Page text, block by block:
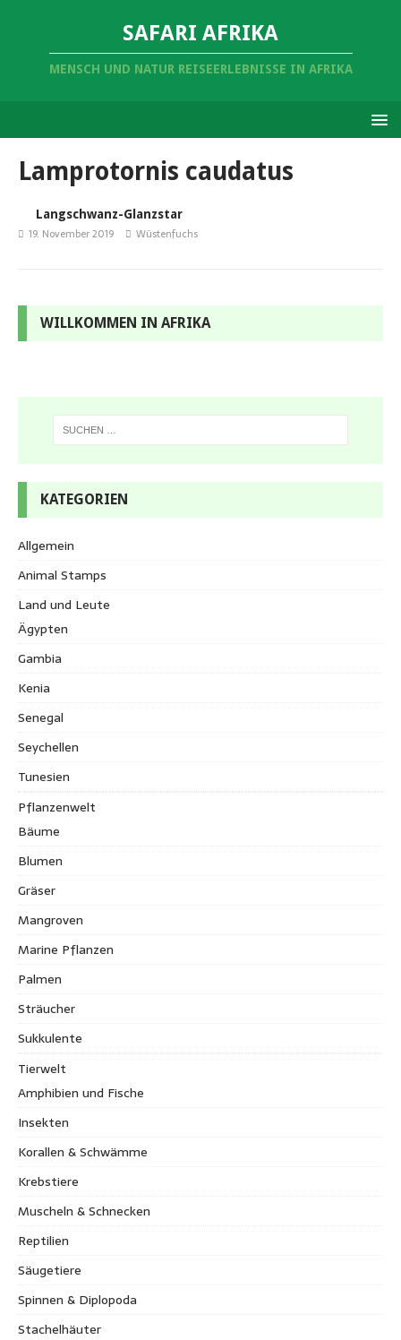
SAFARI AFRIKA
MENSCH UND NATUR REISEERLEBNISSE IN AFRIKA
Lamprotornis caudatus
Langschwanz-Glanzstar
19. November 2019 Wüstenfuchs
WILLKOMMEN IN AFRIKA
KATEGORIEN
Allgemein
Animal Stamps
Land und Leute
Ägypten
Gambia
Kenia
Senegal
Seychellen
Tunesien
Pflanzenwelt
Bäume
Blumen
Gräser
Mangroven
Marine Pflanzen
Palmen
Sträucher
Sukkulente
Tierwelt
Amphibien und Fische
Insekten
Korallen & Schwämme
Krebstiere
Muscheln & Schnecken
Reptilien
Säugetiere
Spinnen & Diplopoda
Stachelhäuter